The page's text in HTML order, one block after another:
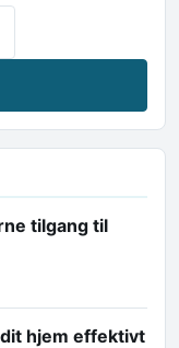
tilgang til
hjem effektivt